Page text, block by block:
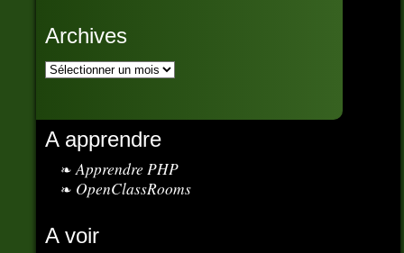
Archives
A apprendre
Apprendre PHP
OpenClassRooms
A voir